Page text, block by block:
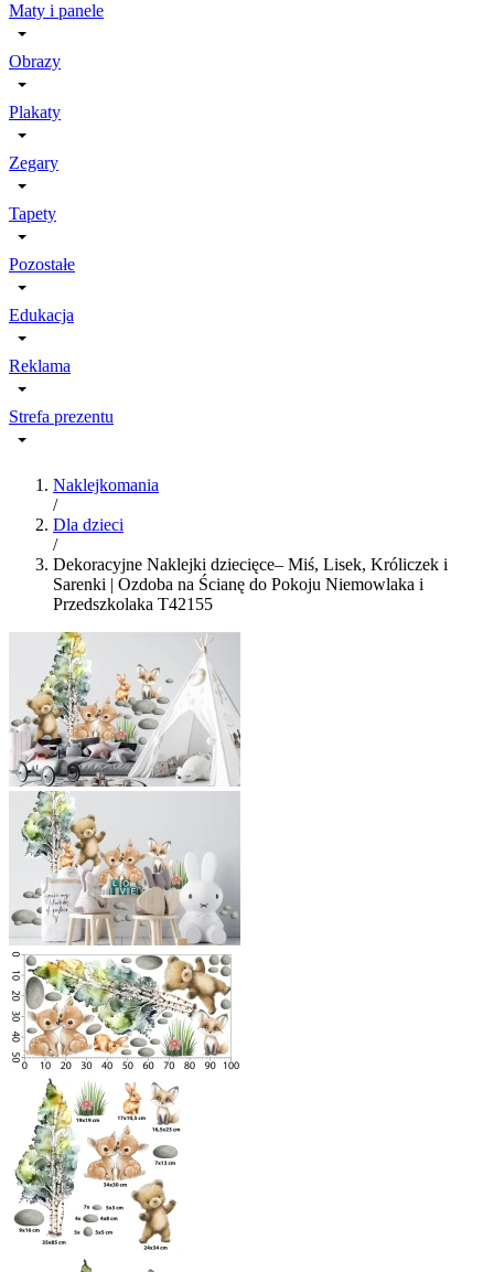
Maty i panele
Obrazy
Plakaty
Zegary
Tapety
Pozostałe
Edukacja
Reklama
Strefa prezentu
Naklejkomania
/
Dla dzieci
/
Dekoracyjne Naklejki dziecięce– Miś, Lisek, Króliczek i
Sarenki | Ozdoba na Ścianę do Pokoju Niemowlaka i
Przedszkolaka T42155